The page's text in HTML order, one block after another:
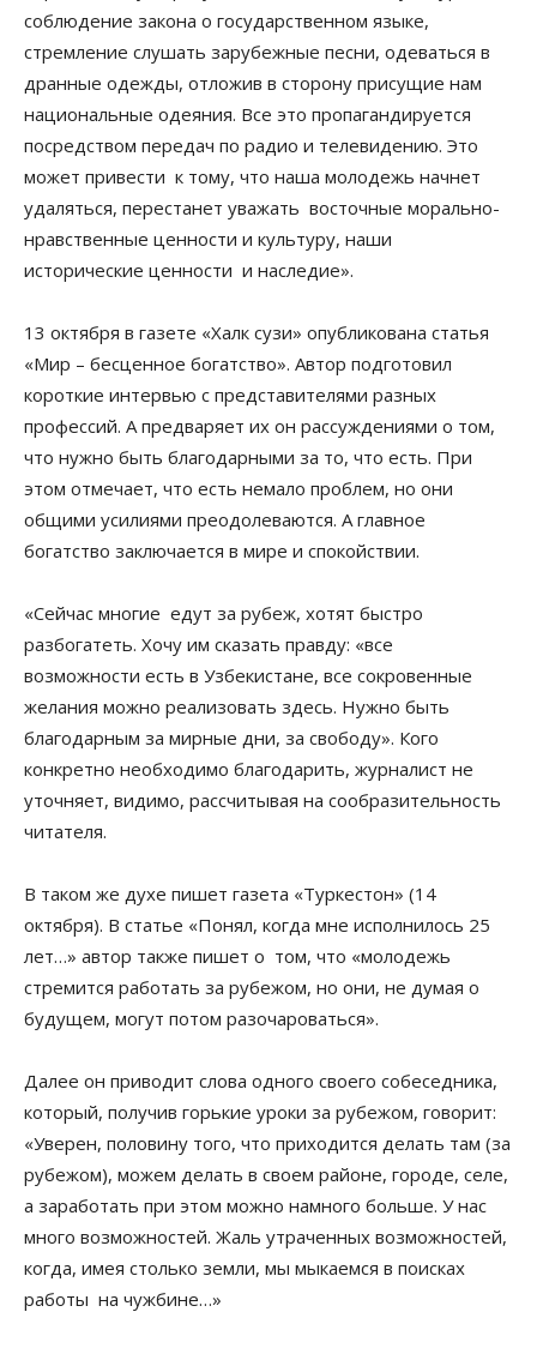
соблюдение закона о государственном языке,
стремление слушать зарубежные песни, одеваться в
дранные одежды, отложив в сторону присущие нам
национальные одеяния. Все это пропагандируется
посредством передач по радио и телевидению. Это
может привести к тому, что наша молодежь начнет
удаляться, перестанет уважать восточные морально-
нравственные ценности и культуру, наши
исторические ценности и наследие».
13 октября в газете «Халк сузи» опубликована статья
«Мир – бесценное богатство». Автор подготовил
короткие интервью с представителями разных
профессий. А предваряет их он рассуждениями о том,
что нужно быть благодарными за то, что есть. При
этом отмечает, что есть немало проблем, но они
общими усилиями преодолеваются. А главное
богатство заключается в мире и спокойствии.
«Сейчас многие едут за рубеж, хотят быстро
разбогатеть. Хочу им сказать правду: «все
возможности есть в Узбекистане, все сокровенные
желания можно реализовать здесь. Нужно быть
благодарным за мирные дни, за свободу». Кого
конкретно необходимо благодарить, журналист не
уточняет, видимо, рассчитывая на сообразительность
читателя.
В таком же духе пишет газета «Туркестон» (14
октября). В статье «Понял, когда мне исполнилось 25
лет…» автор также пишет о том, что «молодежь
стремится работать за рубежом, но они, не думая о
будущем, могут потом разочароваться».
Далее он приводит слова одного своего собеседника,
который, получив горькие уроки за рубежом, говорит:
«Уверен, половину того, что приходится делать там (за
рубежом), можем делать в своем районе, городе, селе,
а заработать при этом можно намного больше. У нас
много возможностей. Жаль утраченных возможностей,
когда, имея столько земли, мы мыкаемся в поисках
работы на чужбине…»